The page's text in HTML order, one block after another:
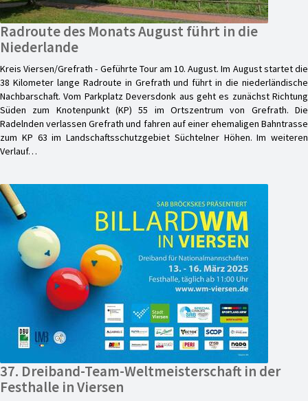
Radroute des Monats August führt in die
Niederlande
Kreis Viersen/Grefrath - Geführte Tour am 10. August. Im August startet die
38 Kilometer lange Radroute in Grefrath und führt in die niederländische
Nachbarschaft. Vom Parkplatz Deversdonk aus geht es zunächst Richtung
Süden zum Knotenpunkt (KP) 55 im Ortszentrum von Grefrath. Die
Radelnden verlassen Grefrath und fahren auf einer ehemaligen Bahntrasse
zum KP 63 im Landschaftsschutzgebiet Süchtelner Höhen. Im weiteren
Verlauf…
37. Dreiband-Team-Weltmeisterschaft in der
Festhalle in Viersen